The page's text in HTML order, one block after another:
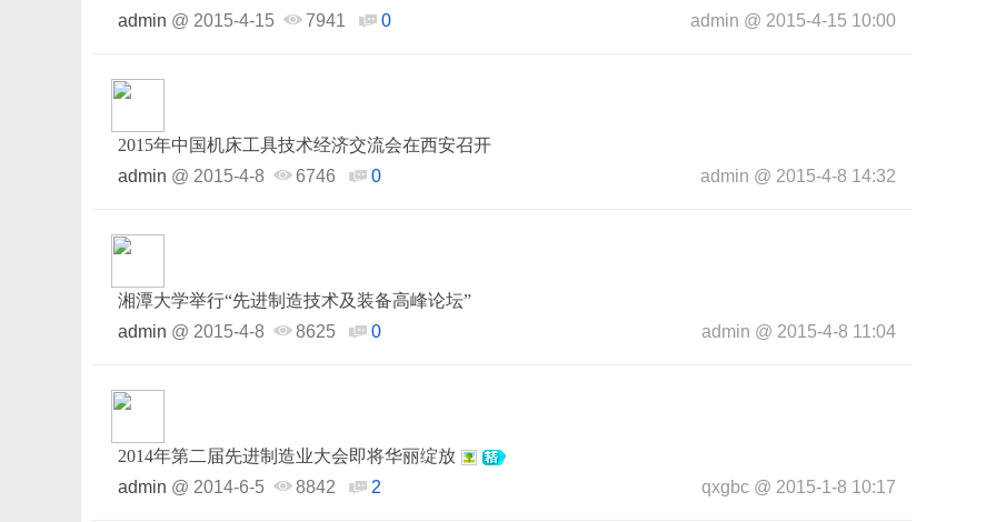
admin @ 2015-4-15 7941 0 admin @ 2015-4-15 10:00
2015年中国机床工具技术经济交流会在西安召开
admin @ 2015-4-8 6746 0 admin @ 2015-4-8 14:32
湘潭大学举行“先进制造技术及装备高峰论坛”
admin @ 2015-4-8 8625 0 admin @ 2015-4-8 11:04
2014年第二届先进制造业大会即将华丽绽放
admin @ 2014-6-5 8842 2 qxgbc @ 2015-1-8 10:17